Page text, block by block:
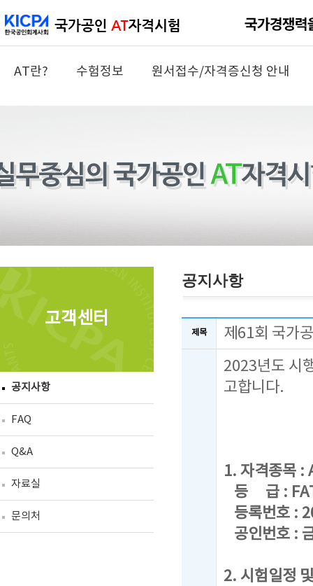
AT란? 수험정보 원서접수/자격증신청 안내
고객센터
공지사항
FAQ
Q&A
자료실
문의처
공지사항
제목 제61회 국가
2023년도 시
고합니다.
1. 자격종목
등 급 : FAT
등록번호 :
공인번호 :
2. 시험일정